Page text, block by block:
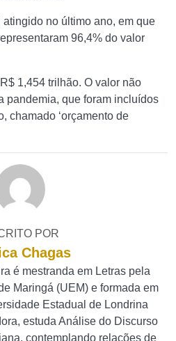
no último ano, em que
96,4% do valor
1,454 trilhão. O valor não
pandemia, que foram incluídos
chamado ‘orçamento de
POR
Chagas
é mestranda em Letras pela
Maringá (UEM) e formada em
Estadual de Londrina
estuda Análise do Discurso
contemplando relações de